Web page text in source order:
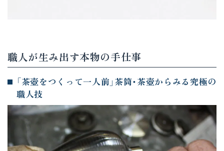
職人が生み出す本物の手仕事
「茶壺をつくって一人前」茶筒・茶壺からみる究極の
職人技